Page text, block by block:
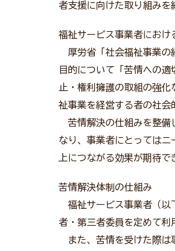
者支援に向けた取り組みを
福祉サービス事業者におけ
厚労省「社会福祉事業の
目的について「苦情への
止・権利擁護の取組の強
祉事業を経営する者の社会
苦情解決の仕組みを整備
なり、事業者にとっては
上につながる効果が期待で
苦情解決体制の仕組み
福祉サービス事業者（以
者・第三者委員を定めて利
また、苦情を受けた際は